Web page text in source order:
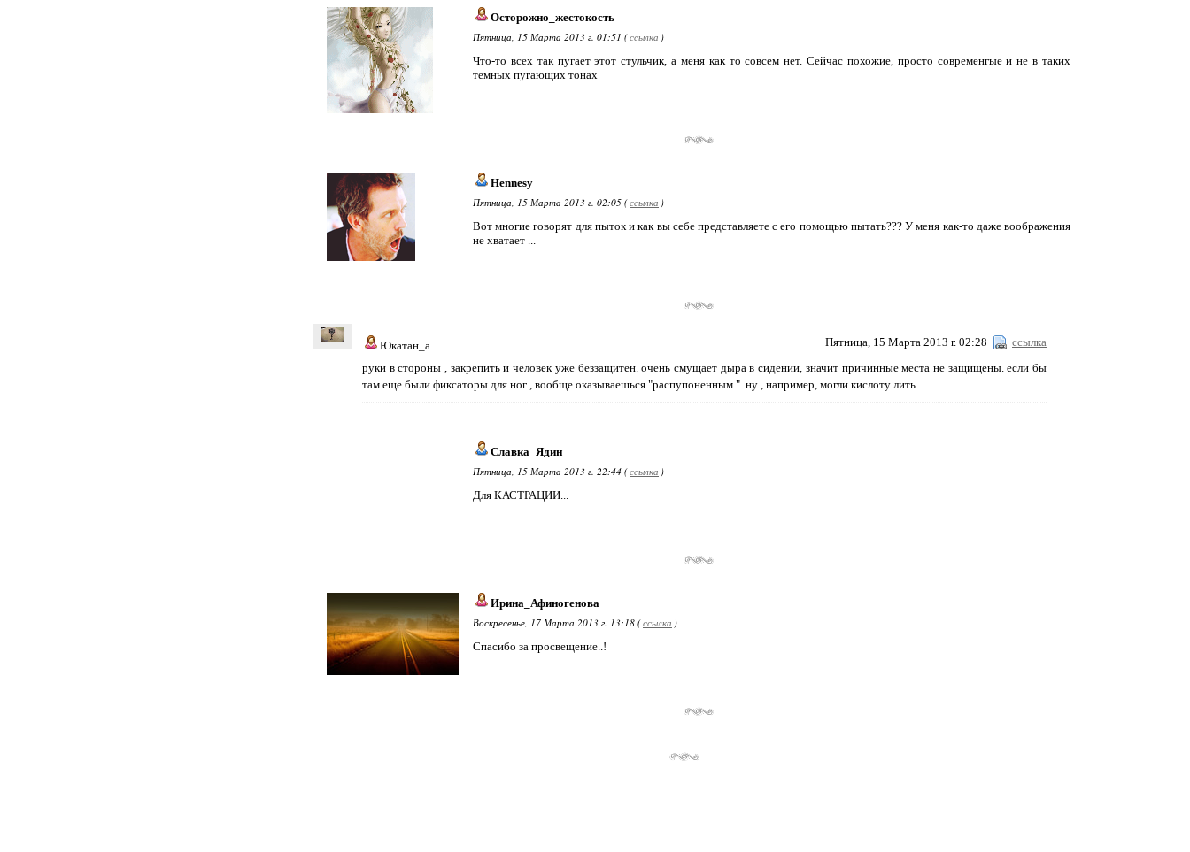
Осторожно_жестокость
Пятница, 15 Марта 2013 г. 01:51 (ссылка )
Что-то всех так пугает этот стульчик, а меня как то совсем нет. Сейчас похожие, просто современгые и не в таких
темных пугающих тонах
Hennesy
Пятница, 15 Марта 2013 г. 02:05 (ссылка )
Вот многие говорят для пыток и как вы себе представляете с его помощью пытать??? У меня как-то даже воображения
не хватает ...
Пятница, 15 Марта 2013 г. 02:28 ссылка
Юкатан_а
руки в стороны , закрепить и человек уже беззащитен. очень смущает дыра в сидении, значит причинные места не защищены. если бы
там еще были фиксаторы для ног , вообще оказываешься "распупоненным ". ну , например, могли кислоту лить ....
Славка_Ядин
Пятница, 15 Марта 2013 г. 22:44 (ссылка )
Для КАСТРАЦИИ...
Ирина_Афиногенова
Воскресенье, 17 Марта 2013 г. 13:18 (ссылка )
Спасибо за просвещение..!